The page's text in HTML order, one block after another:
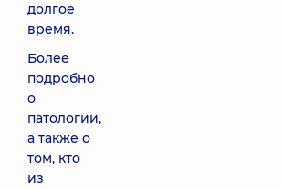
долгое
время.
Более
подробно
о
патологии,
а также о
том, кто
из